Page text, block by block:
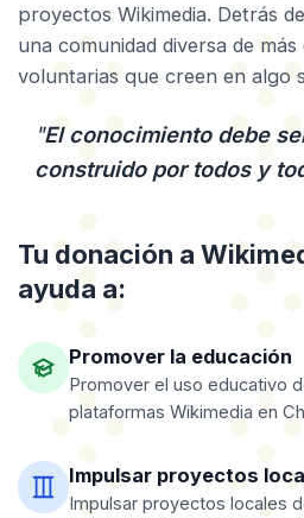
proyectos Wikimedia. Detrás
una comunidad diversa de
voluntarias que creen en algo
"El conocimiento debe
construido por todos y
Tu donación a
ayuda a:
Promover la educación
Promover el uso educativo
plataformas Wikimedia en
Impulsar proyectos
Impulsar proyectos locales